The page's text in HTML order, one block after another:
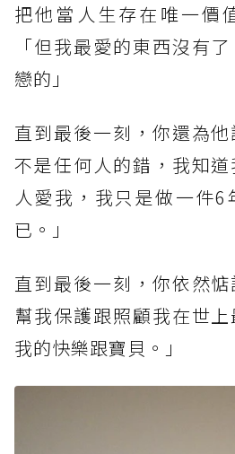
把他當人生存在唯一價
「但我最愛的東西沒有
戀的」
直到最後一刻，你還為
不是任何人的錯，我知
人愛我，我只是做一件
已。」
直到最後一刻，你依然
幫我保護跟照顧我在世
我的快樂跟寶貝。」